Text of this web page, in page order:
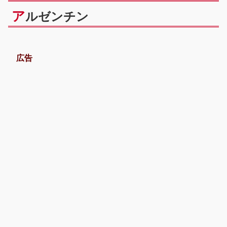
アルゼンチン
広告